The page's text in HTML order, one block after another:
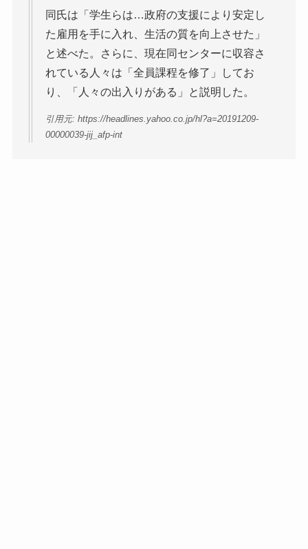
同氏は「学生らは…政府の支援により安定し
た雇用を手に入れ、生活の質を向上させた」
と述べた。さらに、現在同センターに収容さ
れている人々は「全員課程を修了」してお
り、「人々の出入りがある」と説明した。
引用元: https://headlines.yahoo.co.jp/hl?a=20191209-
00000039-jij_afp-int